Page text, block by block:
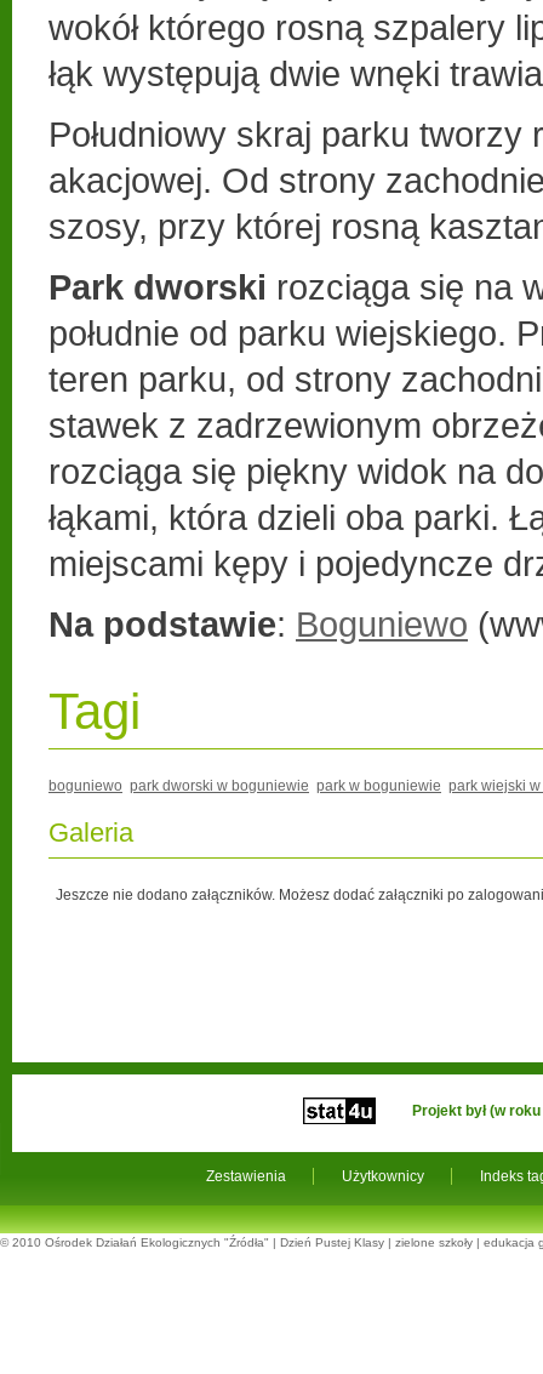
wokół którego rosną szpalery
łąk występują dwie wnęki
Południowy skraj parku tworzy
akacjowej. Od strony
szosy, przy której rosną
Park dworski rozciąga się na
południe od parku wiejskiego.
teren parku, od strony
stawek z zadrzewionym
rozciąga się piękny widok na
łąkami, która dzieli oba parki.
miejscami kępy i pojedyncze
Na podstawie: Boguniewo
Tagi
boguniewo park dworski w boguniewie park w boguniewie park wiejski
Galeria
Jeszcze nie dodano załączników. Możesz dodać załączniki po
Zestawienia Użytkownicy Indeks
Projekt był (w
© 2010 Ośrodek Działań Ekologicznych "Źródła" | Dzień Pustej Klasy | zielone szkoły | edukacja